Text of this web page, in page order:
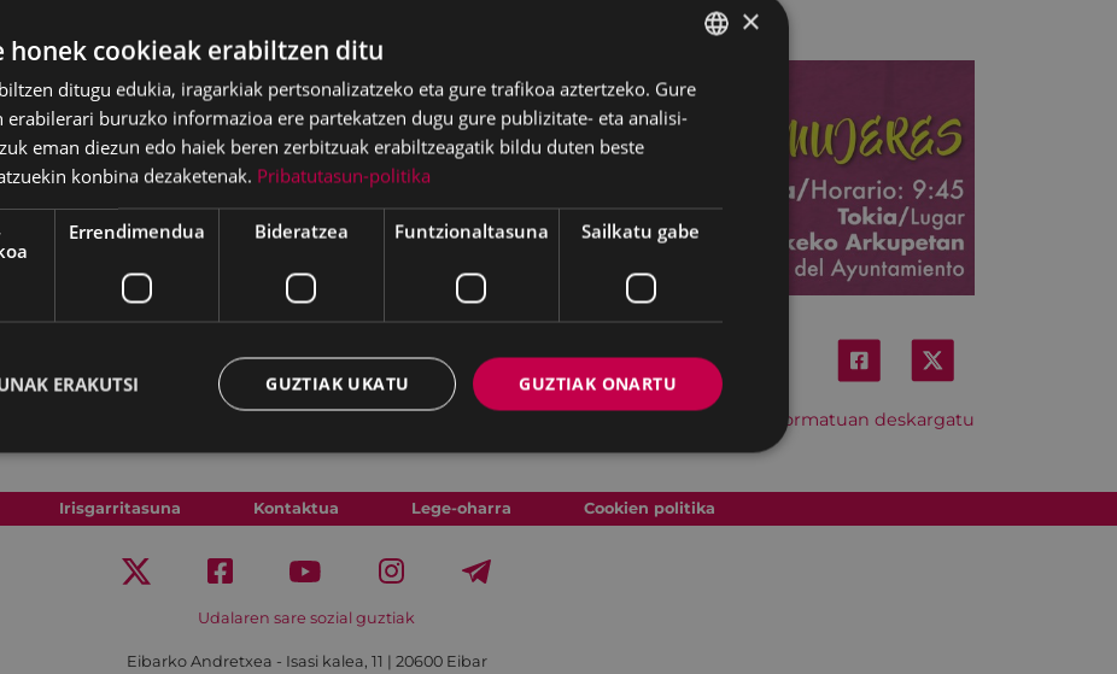
Hitzordu hau iCal formatuan deskargatu
azken Andreen Ibilbidea
berriz ekingo diogu.
Irisgarritasuna Kontaktua Lege-oharra Cookien politika
Udalaren sare sozial guztiak
Eibarko Andretxea - Isasi kalea, 11 | 20600 Eibar
BASQUE
SPANISH
×
honek cookieak erabiltzen ditu
ditugu edukia, iragarkiak pertsonalizatzeko eta gure trafikoa aztertzeko. Gure
erabilerari buruzko informazioa ere partekatzen dugu gure publizitate- eta analisi-
eman diezun edo haiek beren zerbitzuak erabiltzeagatik bildu duten beste
konbina dezaketenak. Pribatutasun-politika
Errendimendua Bideratzea Funtzionaltasuna Sailkatu gabe
GUZTIAK ONARTU
GUZTIAK UKATU
ERAKUTSI